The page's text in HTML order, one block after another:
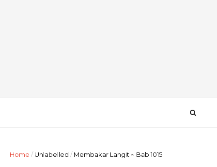
Home /Unlabelled / Membakar Langit ~ Bab 1015